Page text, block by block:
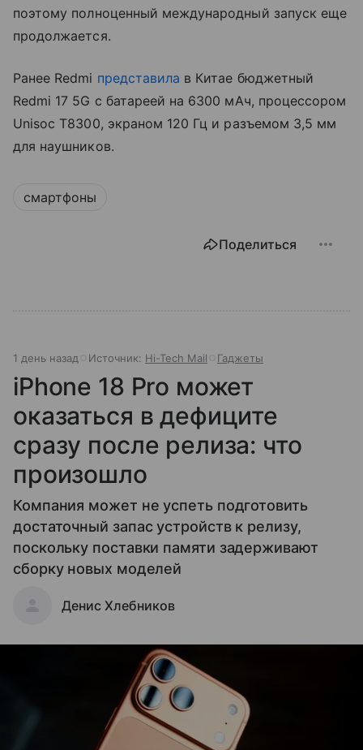
поэтому полноценный международный запуск еще
продолжается.
Ранее Redmi представила в Китае бюджетный
Redmi 17 5G с батареей на 6300 мАч, процессором
Unisoc T8300, экраном 120 Гц и разъемом 3,5 мм
для наушников.
смартфоны
Поделиться
1 день назад Источник: Hi-Tech Mail Гаджеты
iPhone 18 Pro может
оказаться в дефиците
сразу после релиза: что
произошло
Компания может не успеть подготовить
достаточный запас устройств к релизу,
поскольку поставки памяти задерживают
сборку новых моделей
Денис Хлебников